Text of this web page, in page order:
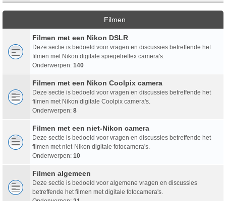
Filmen
Filmen met een Nikon DSLR
Deze sectie is bedoeld voor vragen en discussies betreffende het
filmen met Nikon digitale spiegelreflex camera's.
Onderwerpen: 140
Filmen met een Nikon Coolpix camera
Deze sectie is bedoeld voor vragen en discussies betreffende het
filmen met Nikon digitale Coolpix camera's.
Onderwerpen: 8
Filmen met een niet-Nikon camera
Deze sectie is bedoeld voor vragen en discussies betreffende het
filmen met niet-Nikon digitale fotocamera's.
Onderwerpen: 10
Filmen algemeen
Deze sectie is bedoeld voor algemene vragen en discussies
betreffende het filmen met digitale fotocamera's.